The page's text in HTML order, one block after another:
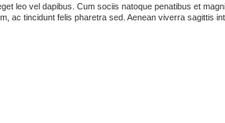
leo vel dapibus. Cum sociis natoque penatibus et
ac tincidunt felis pharetra sed. Aenean viverra sagittis